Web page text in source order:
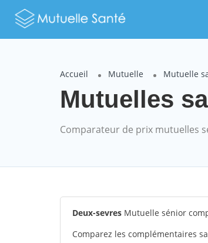
Accueil Mutuelle Mutuelle
Mutuelles
Comparateur de prix mutuelles
Deux-sevres Mutuelle sénior
Comparez les complémentaires